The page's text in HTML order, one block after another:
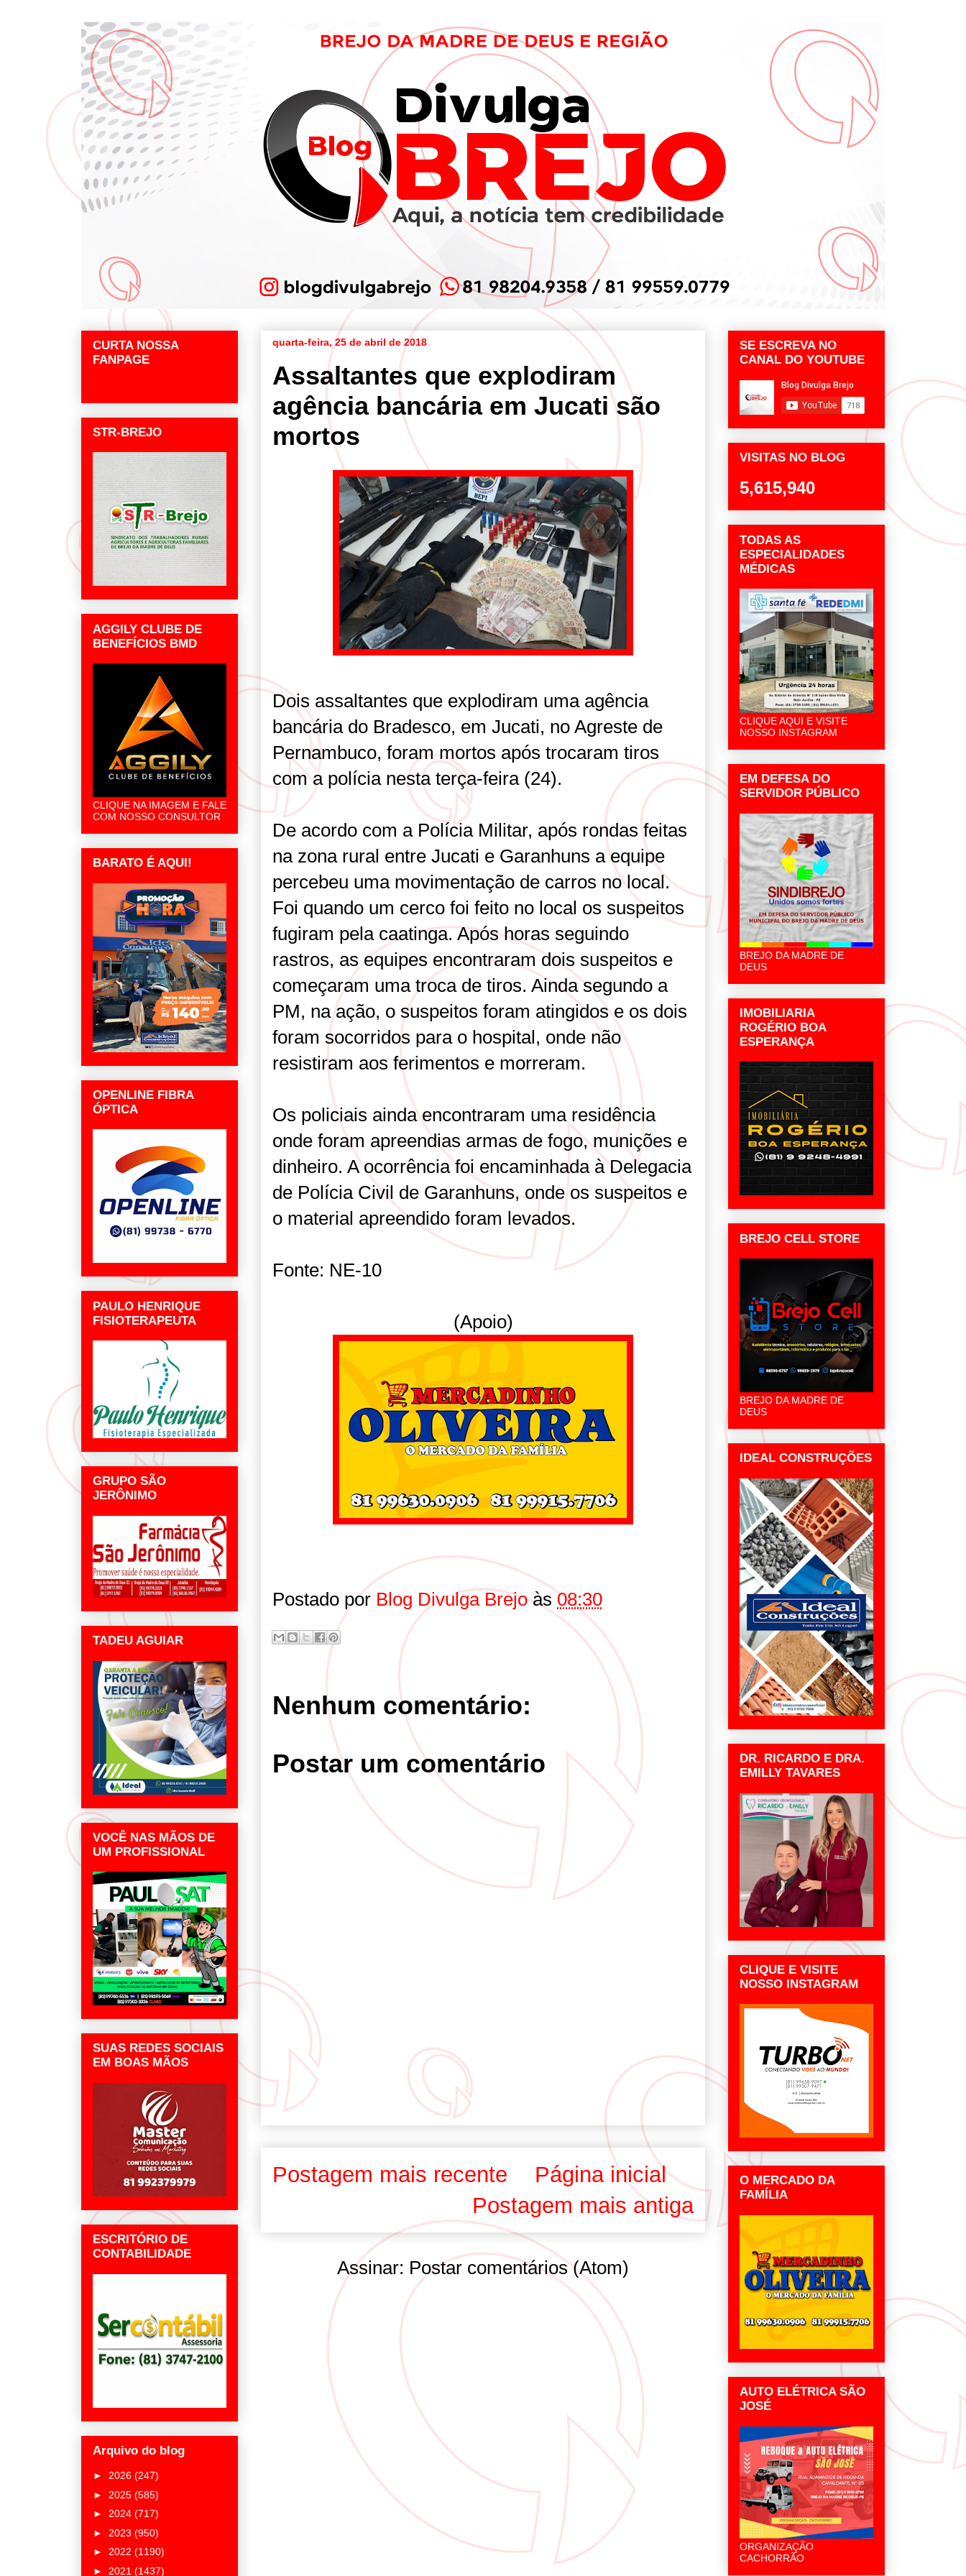
quarta-feira, 25 de abril de 2018
Assaltantes que explodiram
agência bancária em Jucati são
mortos
Dois assaltantes que explodiram uma agência
bancária do Bradesco, em Jucati, no Agreste de
Pernambuco, foram mortos após trocaram tiros
com a polícia nesta terça-feira (24).
De acordo com a Polícia Militar, após rondas feitas
na zona rural entre Jucati e Garanhuns a equipe
percebeu uma movimentação de carros no local.
Foi quando um cerco foi feito no local os suspeitos
fugiram pela caatinga. Após horas seguindo
rastros, as equipes encontraram dois suspeitos e
começaram uma troca de tiros. Ainda segundo a
PM, na ação, o suspeitos foram atingidos e os dois
foram socorridos para o hospital, onde não
resistiram aos ferimentos e morreram.
Os policiais ainda encontraram uma residência
onde foram apreendias armas de fogo, munições e
dinheiro. A ocorrência foi encaminhada à Delegacia
de Polícia Civil de Garanhuns, onde os suspeitos e
o material apreendido foram levados.
Fonte: NE-10
(Apoio)
Postado por Blog Divulga Brejo às08:30
Nenhum comentário:
Postar um comentário
Postagem mais recente
Postagem mais antiga
Página inicial
Assinar: Postar comentários (Atom)
CURTA NOSSA
FANPAGE
STR-BREJO
AGGILY CLUBE DE
BENEFÍCIOS BMD
CLIQUE NA IMAGEM E FALE
COM NOSSO CONSULTOR
BARATO É AQUI!
OPENLINE FIBRA
ÓPTICA
PAULO HENRIQUE
FISIOTERAPEUTA
GRUPO SÃO
JERÔNIMO
TADEU AGUIAR
VOCÊ NAS MÃOS DE
UM PROFISSIONAL
SUAS REDES SOCIAIS
EM BOAS MÃOS
ESCRITÓRIO DE
CONTABILIDADE
Arquivo do blog
► 2026 (247)
► 2025 (585)
► 2024 (717)
► 2023 (950)
► 2022 (1190)
► 2021 (1437)
SE ESCREVA NO
CANAL DO YOUTUBE
VISITAS NO BLOG
5,615,940
TODAS AS
ESPECIALIDADES
MÉDICAS
CLIQUE AQUI E VISITE
NOSSO INSTAGRAM
EM DEFESA DO
SERVIDOR PÚBLICO
BREJO DA MADRE DE
DEUS
IMOBILIARIA
ROGÉRIO BOA
ESPERANÇA
BREJO CELL STORE
BREJO DA MADRE DE
DEUS
IDEAL CONSTRUÇÕES
DR. RICARDO E DRA.
EMILLY TAVARES
CLIQUE E VISITE
NOSSO INSTAGRAM
O MERCADO DA
FAMÍLIA
AUTO ELÉTRICA SÃO
JOSÉ
ORGANIZAÇÃO
CACHORRÃO